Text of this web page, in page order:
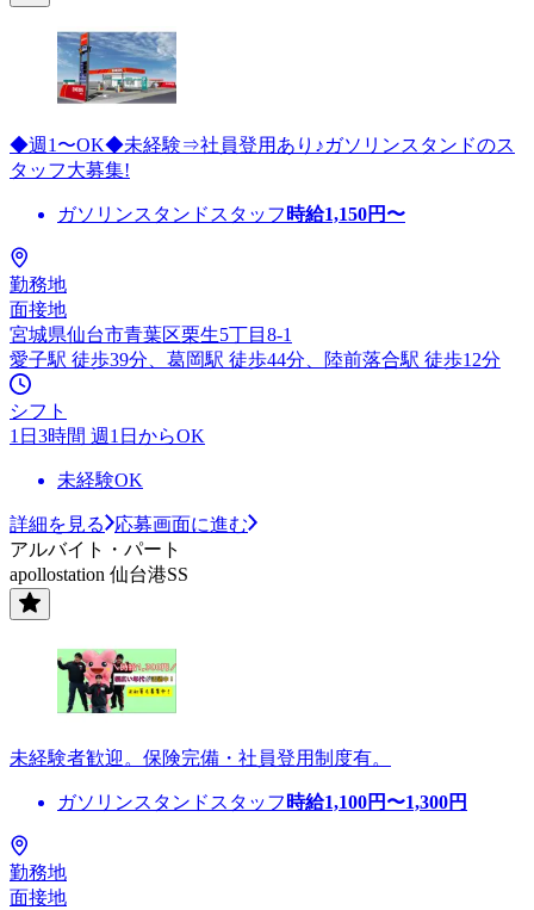
◆週1〜OK◆未経験⇒社員登用あり♪ガソリンスタンドのス
タッフ大募集!
ガソリンスタンドスタッフ 時給1,150円〜
勤務地
面接地
宮城県仙台市青葉区栗生5丁目8-1
愛子駅 徒歩39分、葛岡駅 徒歩44分、陸前落合駅 徒歩12分
シフト
1日3時間 週1日からOK
未経験OK
詳細を見る
応募画面に進む
アルバイト・パート
apollostation 仙台港SS
未経験者歓迎。保険完備・社員登用制度有。
ガソリンスタンドスタッフ 時給1,100円〜1,300円
勤務地
面接地